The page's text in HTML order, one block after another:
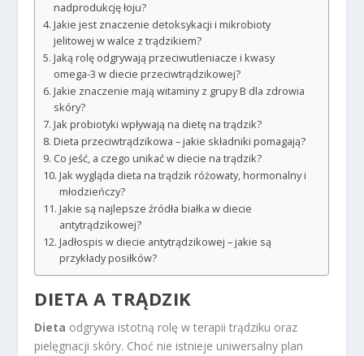
nadprodukcję łoju?
Jakie jest znaczenie detoksykacji i mikrobioty
jelitowej w walce z trądzikiem?
Jaką rolę odgrywają przeciwutleniacze i kwasy
omega-3 w diecie przeciwtrądzikowej?
Jakie znaczenie mają witaminy z grupy B dla zdrowia
skóry?
Jak probiotyki wpływają na dietę na trądzik?
Dieta przeciwtrądzikowa – jakie składniki pomagają?
Co jeść, a czego unikać w diecie na trądzik?
Jak wygląda dieta na trądzik różowaty, hormonalny i
młodzieńczy?
Jakie są najlepsze źródła białka w diecie
antytrądzikowej?
Jadłospis w diecie antytrądzikowej – jakie są
przykłady posiłków?
DIETA A TRĄDZIK
Dieta odgrywa istotną rolę w terapii trądziku oraz
pielęgnacji skóry. Choć nie istnieje uniwersalny plan